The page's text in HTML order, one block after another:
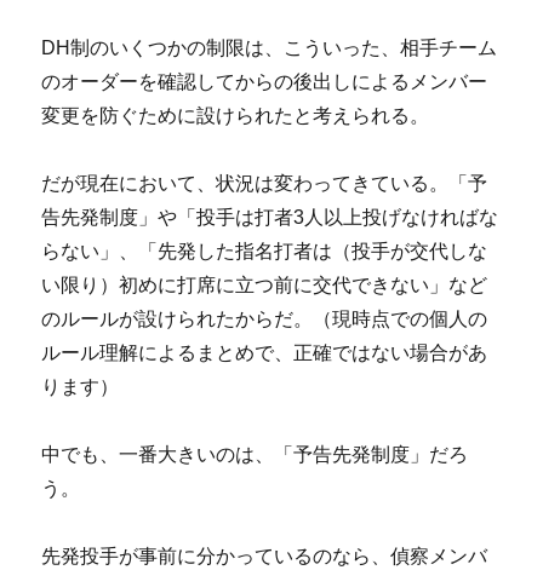
DH制のいくつかの制限は、こういった、相手チーム
のオーダーを確認してからの後出しによるメンバー
変更を防ぐために設けられたと考えられる。
だが現在において、状況は変わってきている。「予
告先発制度」や「投手は打者3人以上投げなければな
らない」、「先発した指名打者は（投手が交代しな
い限り）初めに打席に立つ前に交代できない」など
のルールが設けられたからだ。（現時点での個人の
ルール理解によるまとめで、正確ではない場合があ
ります）
中でも、一番大きいのは、「予告先発制度」だろ
う。
先発投手が事前に分かっているのなら、偵察メンバ